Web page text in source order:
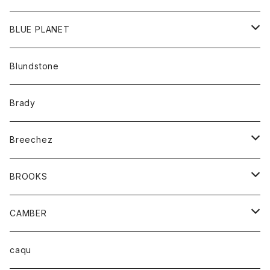
パンツ
アウター
カーディガン
コート
アクセサリー
バッグ
ベルト
キッズ
Tシャツ
グッズ
アンダーウェアー
カードホルダー
トップス
カーディガン
ボトム
オーバーオール
レディース
BLUE PLANET
サングラス
Blundstone
Brady
Breechez
シャツ
BROOKS
グッズ
靴
CAMBER
トップス
caqu